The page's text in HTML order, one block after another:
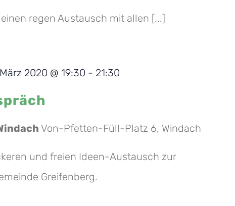
regen Austausch mit allen [...]
2020 @ 19:30 - 21:30
Von-Pfetten-Füll-Platz 6, Windach
und freien Ideen-Austausch zur
Greifenberg.